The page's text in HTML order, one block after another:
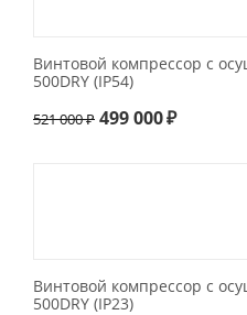
Винтовой компрессор с
500DRY (IP54)
521 000₽ 499 000₽
Винтовой компрессор с
500DRY (IP23)